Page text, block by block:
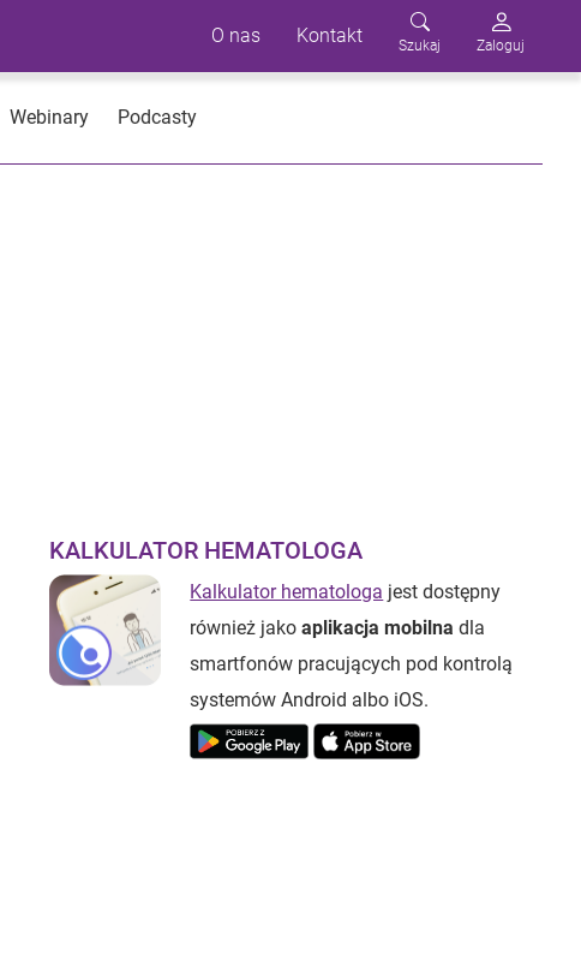
O nas Kontakt Szukaj Zaloguj
Webinary Podcasty
KALKULATOR HEMATOLOGA
Kalkulator hematologa jest dostępny
również jakoaplikacja mobilna dla
smartfonów pracujących pod kontrolą
systemów Android albo iOS.